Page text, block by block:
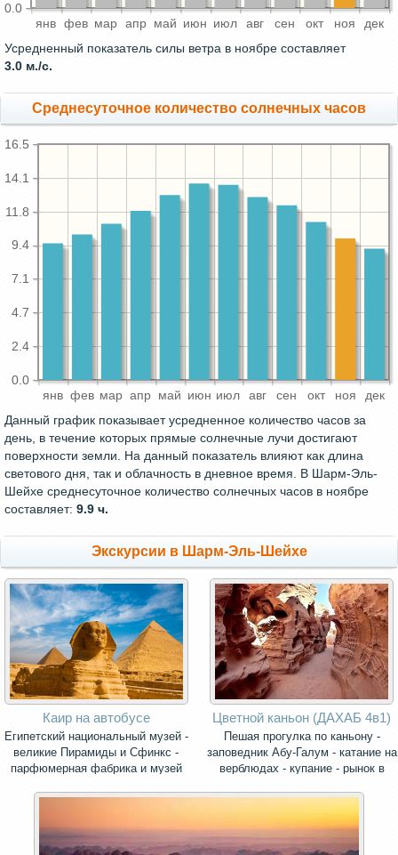
янв фев мар апр май июн июл авг сен окт ноя дек
0.0
Усредненный показатель силы ветра в ноябре составляет
3.0 м./с.
Среднесуточное количество солнечных часов
янв фев мар апр май июн июл авг сен окт ноя дек
0.0
2.4
4.7
7.1
9.4
11.8
14.1
16.5
Данный график показывает усредненное количество часов за
день, в течение которых прямые солнечные лучи достигают
поверхности земли. На данный показатель влияют как длина
светового дня, так и облачность в дневное время. В Шарм-Эль-
Шейхе среднесуточное количество солнечных часов в ноябре
составляет: 9.9 ч.
Экскурсии в Шарм-Эль-Шейхе
Каир на автобусе
Египетский национальный музей -
великие Пирамиды и Сфинкс -
парфюмерная фабрика и музей
Цветной каньон (ДАХАБ 4в1)
Пешая прогулка по каньону -
заповедник Абу-Галум - катание на
верблюдах - купание - рынок в